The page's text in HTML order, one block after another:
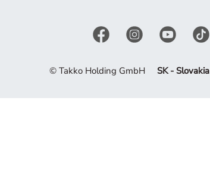
© Takko Holding GmbH SK - Slovakia